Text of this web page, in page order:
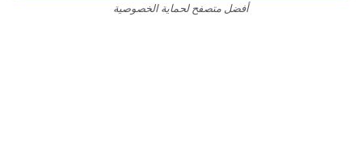
أفضل متصفح لحماية الخصوصية